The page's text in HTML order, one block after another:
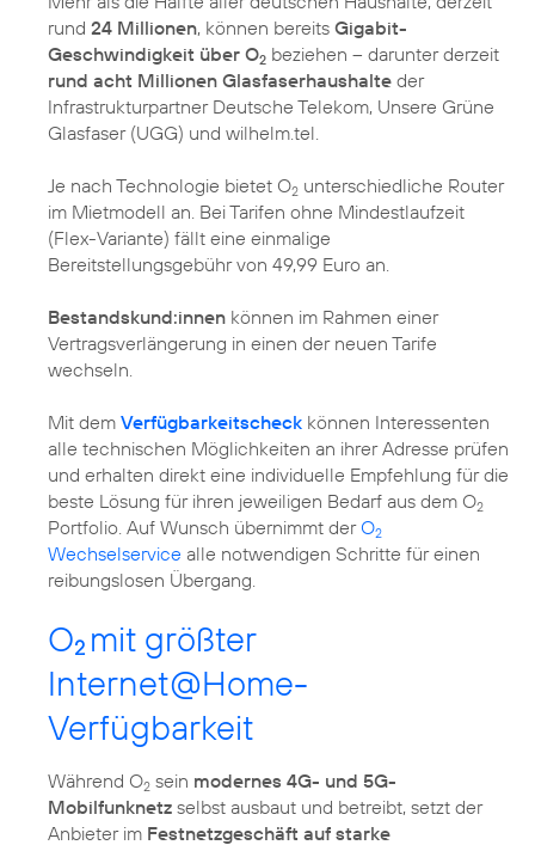
rund 24 Millionen, können bereits Gigabit-
Geschwindigkeit über O2 beziehen – darunter derzeit
rund acht Millionen Glasfaserhaushalte der
Infrastrukturpartner Deutsche Telekom, Unsere Grüne
Glasfaser (UGG) und wilhelm.tel.
Je nach Technologie bietet O2 unterschiedliche Router
im Mietmodell an. Bei Tarifen ohne Mindestlaufzeit
(Flex-Variante) fällt eine einmalige
Bereitstellungsgebühr von 49,99 Euro an.
Bestandskund:innen können im Rahmen einer
Vertragsverlängerung in einen der neuen Tarife
wechseln.
Mit dem Verfügbarkeitscheck können Interessenten
alle technischen Möglichkeiten an ihrer Adresse prüfen
und erhalten direkt eine individuelle Empfehlung für die
beste Lösung für ihren jeweiligen Bedarf aus dem O2
Portfolio. Auf Wunsch übernimmt derO2
Wechselservice alle notwendigen Schritte für einen
reibungslosen Übergang.
O2 mit größter
Internet@Home-
Verfügbarkeit
Während O2 sein modernes 4G- und 5G-
Mobilfunknetz selbst ausbaut und betreibt, setzt der
Anbieter im Festnetzgeschäft auf starke